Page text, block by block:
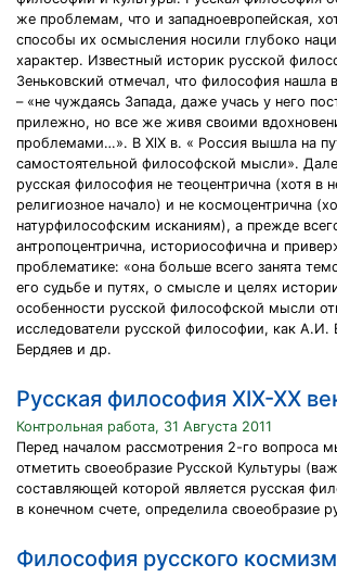
же проблемам, что и западноевропейская,
способы их осмысления носили глубоко
характер. Известный историк русской
Зеньковский отмечал, что философия нашла
– «не чуждаясь Запада, даже учась у него
прилежно, но все же живя своими
проблемами…». В XlX в. « Россия вышла на
самостоятельной философской мысли».
русская философия не теоцентрична (хотя в
религиозное начало) и не космоцентрична
натурфилософским исканиям), а прежде
антропоцентрична, историософична и
проблематике: «она больше всего занята
его судьбе и путях, о смысле и целях
особенности русской философской мысли
исследователи русской философии, как А.И.
Бердяев и др.
Русская философия XIX-XX
Контрольная работа, 31 Августа 2011
Перед началом рассмотрения 2-го вопроса
отметить своеобразие Русской Культуры
составляющей которой является русская
в конечном счете, определила своеобразие
Философия русского